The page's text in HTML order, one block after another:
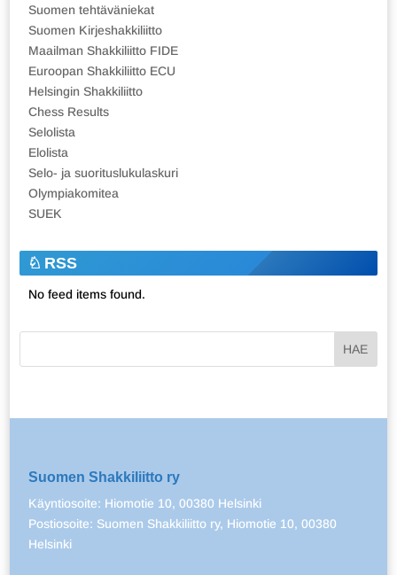
Suomen tehtäväniekat
Suomen Kirjeshakkiliitto
Maailman Shakkiliitto FIDE
Euroopan Shakkiliitto ECU
Helsingin Shakkiliitto
Chess Results
Selolista
Elolista
Selo- ja suorituslukulaskuri
Olympiakomitea
SUEK
RSS
No feed items found.
Suomen Shakkiliitto ry
Käyntiosoite: Hiomotie 10, 00380 Helsinki
Postiosoite: Suomen Shakkiliitto ry, Hiomotie 10, 00380
Helsinki